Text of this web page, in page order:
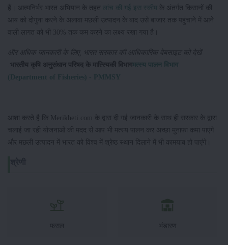
हैं। आत्मनिर्भर भारत अभियान के तहत
लांच की गई इस स्कीम
के अंतर्गत किसानों की
आय को दोगुना करने के अलावा मछली उत्पादन के बाद उसे बाजार तक पहुंचाने में आने
वाली लागत को भी 30% तक कम करने का लक्ष्य रखा गया है।
और अधिक जानकारी के लिए, भारत सरकार की आधिकारिक वेबसाइट को देखें
भारतीय कृषि अनुसंधान परिषद के मात्स्यिकी विभागमत्स्य पालन विभाग
(Department of Fisheries) - PMMSY
आशा करते है कि Merikheti.com के द्वारा दी गई जानकारी के साथ ही सरकार के द्वारा
चलाई जा रही योजनाओं की मदद से आप भी मत्स्य पालन कर अच्छा मुनाफा कमा पाएंगे
और मछली उत्पादन में भारत को विश्व में श्रेष्ठ स्थान दिलाने में भी कामयाब हो पाएंगे।
फसल भंडारण